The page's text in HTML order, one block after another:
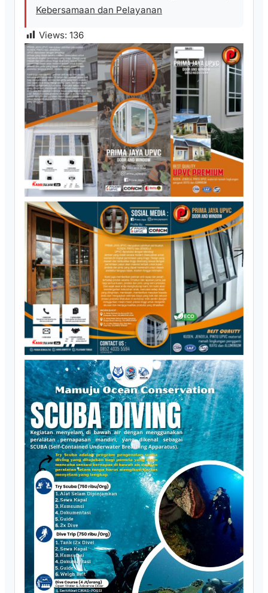
Kebersamaan dan Pelayanan
Views: 136